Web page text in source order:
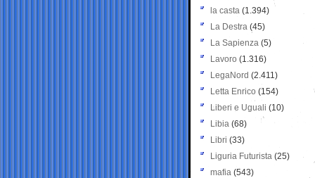
la casta (1.394)
La Destra (45)
La Sapienza (5)
Lavoro (1.316)
LegaNord (2.411)
Letta Enrico (154)
Liberi e Uguali (10)
Libia (68)
Libri (33)
Liguria Futurista (25)
mafia (543)